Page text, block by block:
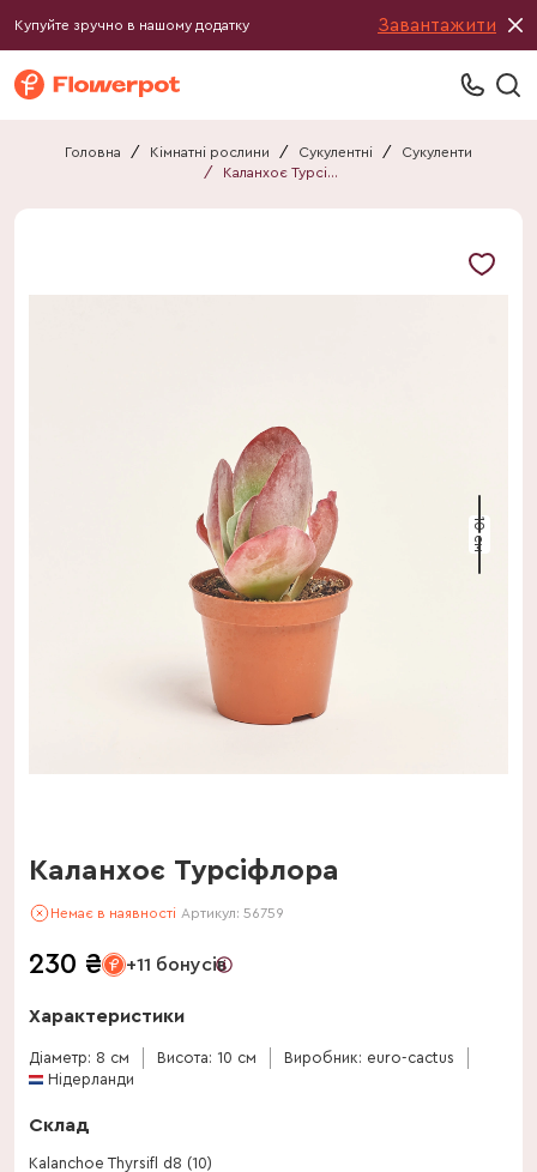
Купуйте зручно в нашому додатку Завантажити
Головна / Кімнатні рослини / Сукулентні /
Сукуленти
/
Каланхоє Турсіфлора
10 см
Каланхоє Турсіфлора
Немає в наявності Артикул: 56759
230 ₴ +11 бонусів
Характеристики
Діаметр: 8 см Висота: 10 см
Виробник: euro-cactus
Нідерланди
Склад
Kalanchoe Thyrsifl d8 (10)